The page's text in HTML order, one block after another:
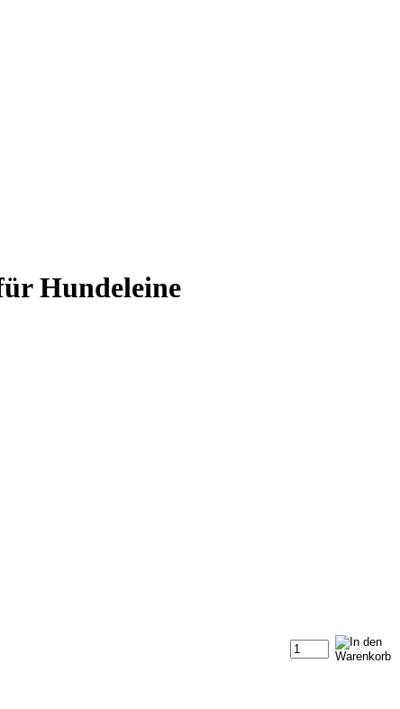
Hundeleine